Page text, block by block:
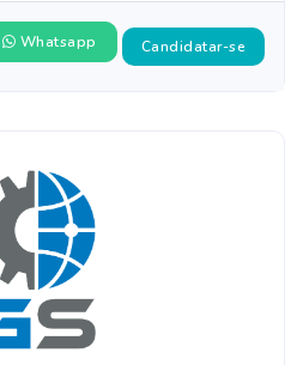
Whatsapp Candidatar-se